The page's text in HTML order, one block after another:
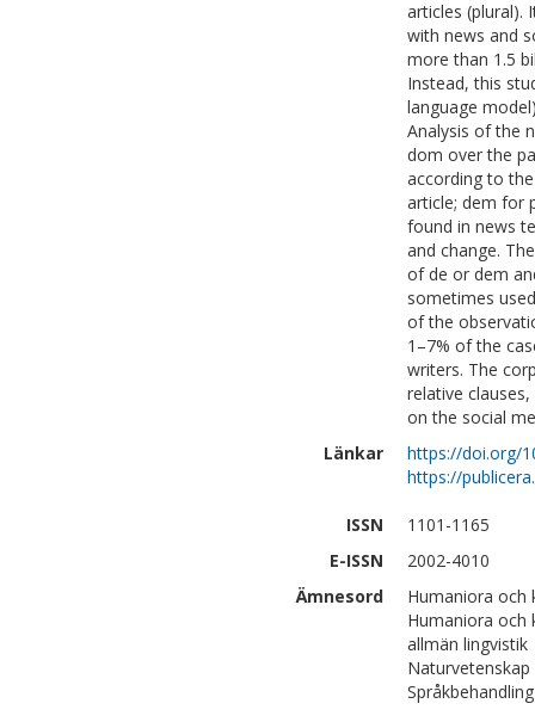
articles (plural).
with news and
more than 1.5
Instead, this
language
Analysis of the
dom over the
according to
article; dem for
found in news
and change.
of de or dem
sometimes
of the
1–7% of the
writers. The
relative
on the social
Länkar
https://doi.org/
https://
ISSN
1101-1165
E-ISSN
2002-4010
Ämnesord
Humaniora och
Humaniora och
allmän lingvistik